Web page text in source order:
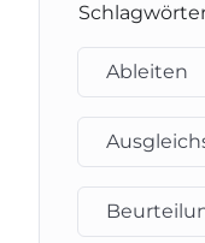
Ableiten